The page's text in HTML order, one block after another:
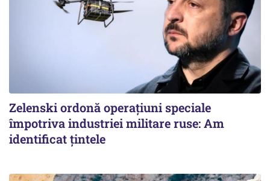
Zelenski ordonă operațiuni speciale
împotriva industriei militare ruse: Am
identificat țintele